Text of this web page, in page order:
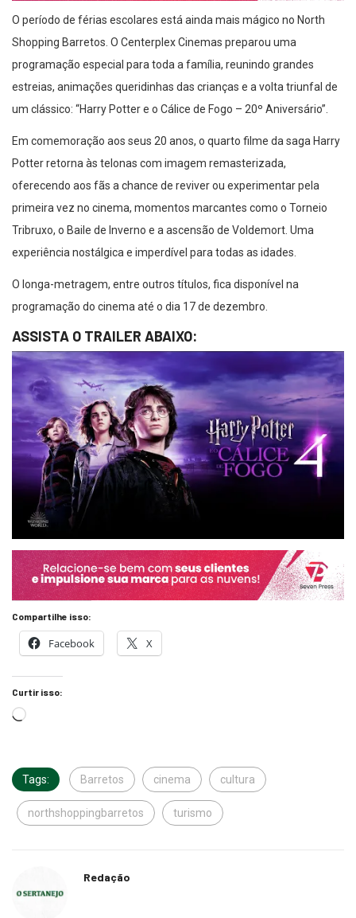
O período de férias escolares está ainda mais mágico no North
Shopping Barretos. O Centerplex Cinemas preparou uma
programação especial para toda a família, reunindo grandes
estreias, animações queridinhas das crianças e a volta triunfal de
um clássico: “Harry Potter e o Cálice de Fogo – 20º Aniversário”.
Em comemoração aos seus 20 anos, o quarto filme da saga Harry
Potter retorna às telonas com imagem remasterizada,
oferecendo aos fãs a chance de reviver ou experimentar pela
primeira vez no cinema, momentos marcantes como o Torneio
Tribruxo, o Baile de Inverno e a ascensão de Voldemort. Uma
experiência nostálgica e imperdível para todas as idades.
O longa-metragem, entre outros títulos, fica disponível na
programação do cinema até o dia 17 de dezembro.
ASSISTA O TRAILER ABAIXO:
Compartilhe isso:
Facebook X
Curtir isso:
Tags: Barretos cinema cultura
northshoppingbarretos turismo
Redação